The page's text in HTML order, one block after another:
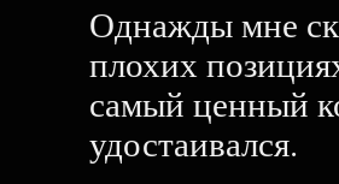
Однажды мне
плохих
самый ценный
удостаивался.